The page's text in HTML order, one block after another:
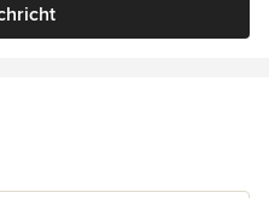
von 5 Sternen